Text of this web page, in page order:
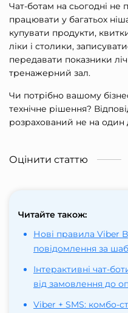
Чат-ботам на сьогодні не
працювати у багатьох
купувати продукти,
ліки і столики,
передавати показники
тренажерний зал.
Чи потрібно вашому
технічне рішення?
розрахований не на один
Оцінити статтю
Читайте також:
Нові правила Viber
повідомлення за
Інтерактивні чат-
від замовлення до
Viber + SMS: комбо-